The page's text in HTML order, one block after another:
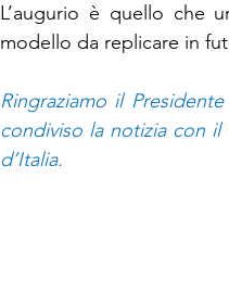
L’augurio è quello che
modello da replicare in
Ringraziamo il
condiviso la notizia con il
d’Italia.